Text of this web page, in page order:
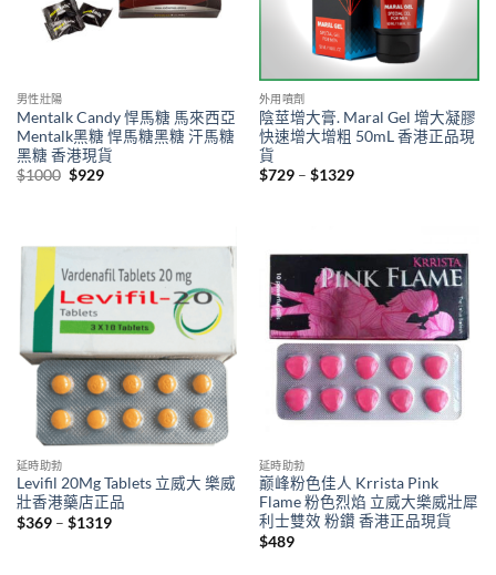
男性壯陽
Mentalk Candy 悍馬糖 馬來西亞
Mentalk黑糖 悍馬糖黑糖 汗馬糖
黑糖 香港現貨
$1000 Original
$929Current
外用噴劑
陰莖增大膏. Maral Gel 增大凝膠
快速增大增粗 50mL 香港正品現
貨
$729 – $1329Price
延時助勃
Levifil 20Mg Tablets 立威大 樂威
壯香港藥店正品
$369 – $1319Price
延時助勃
巅峰粉色佳人 Krrista Pink
Flame 粉色烈焰 立威大樂威壯犀
利士雙效 粉鑽 香港正品現貨
$489